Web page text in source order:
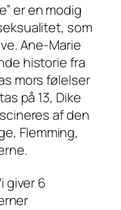
er en modig
som
Ane-Marie
historie fra
mors følelser
på 13, Dike
af den
Flemming,